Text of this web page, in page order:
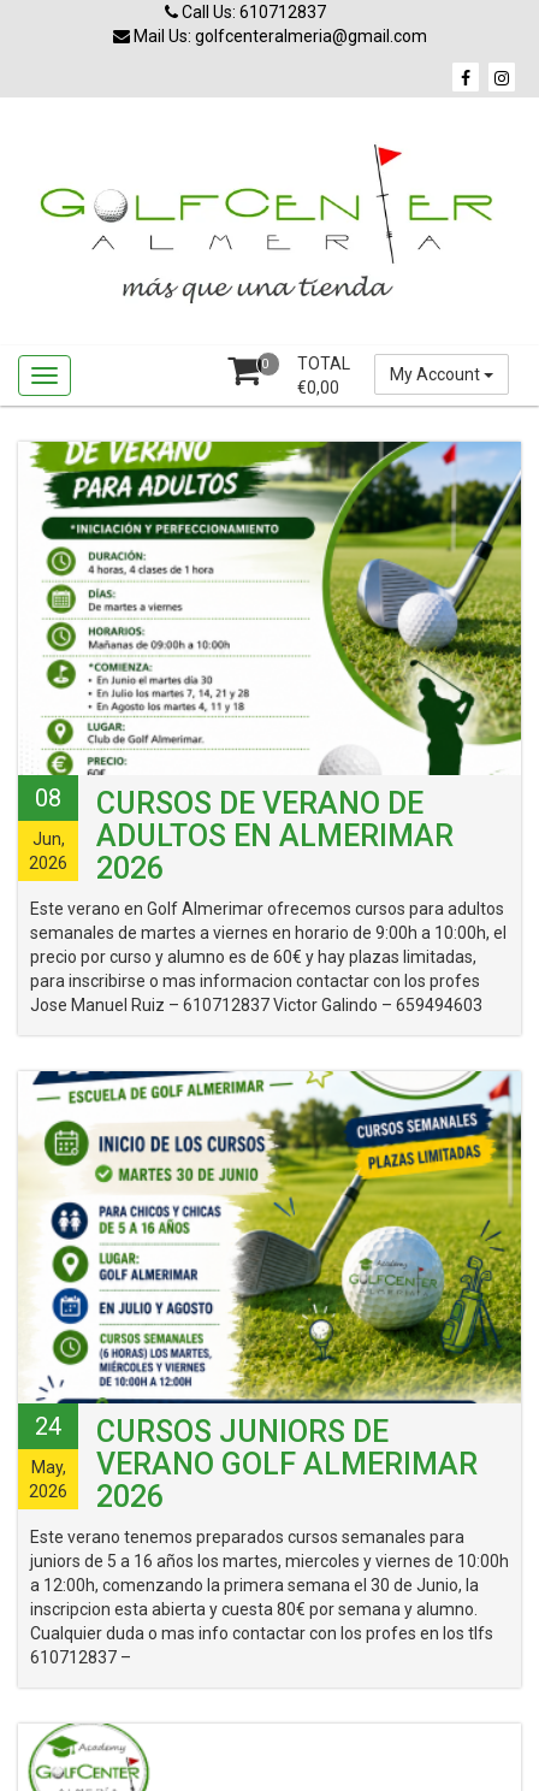
Call Us: 610712837
Mail Us: golfcenteralmeria@gmail.com
My Account
0
TOTAL
€0,00
08
Jun,
2026
CURSOS DE VERANO DE
ADULTOS EN ALMERIMAR
2026
Este verano en Golf Almerimar ofrecemos cursos para adultos
semanales de martes a viernes en horario de 9:00h a 10:00h, el
precio por curso y alumno es de 60€ y hay plazas limitadas,
para inscribirse o mas informacion contactar con los profes
Jose Manuel Ruiz – 610712837 Victor Galindo – 659494603
24
May,
2026
CURSOS JUNIORS DE
VERANO GOLF ALMERIMAR
2026
Este verano tenemos preparados cursos semanales para
juniors de 5 a 16 años los martes, miercoles y viernes de 10:00h
a 12:00h, comenzando la primera semana el 30 de Junio, la
inscripcion esta abierta y cuesta 80€ por semana y alumno.
Cualquier duda o mas info contactar con los profes en los tlfs
610712837 –